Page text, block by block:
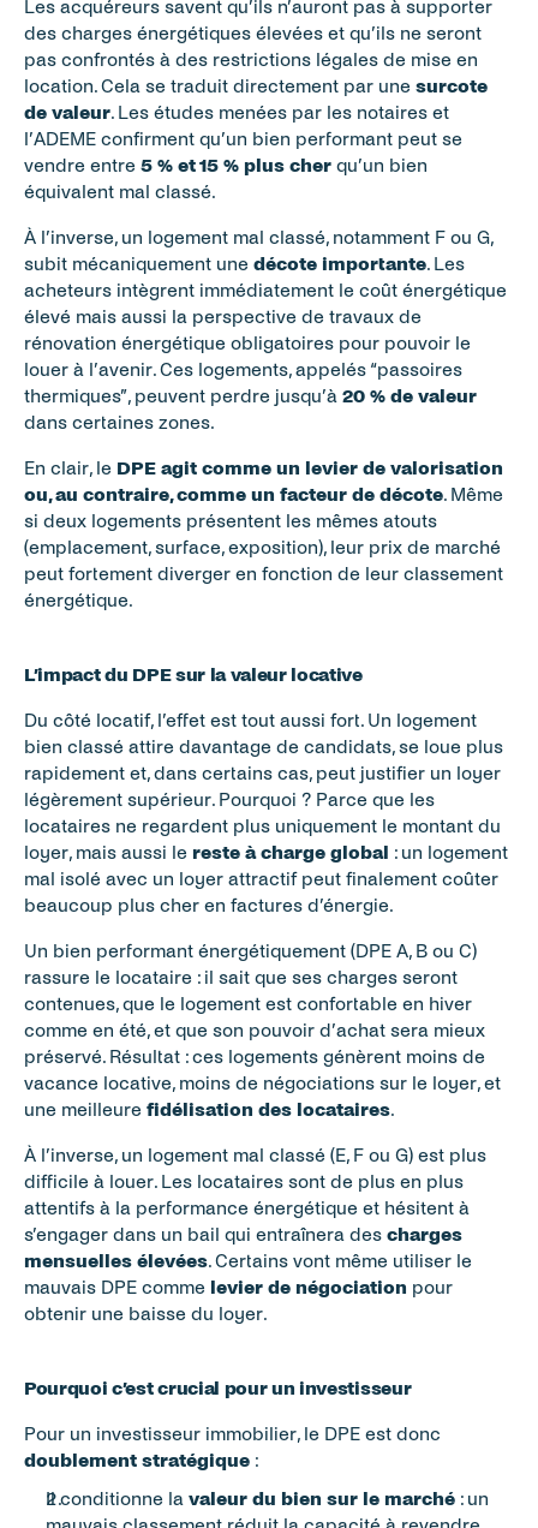
Les acquéreurs savent qu’ils n’auront pas à supporter
des charges énergétiques élevées et qu’ils ne seront
pas confrontés à des restrictions légales de mise en
location. Cela se traduit directement par une surcote
de valeur. Les études menées par les notaires et
l’ADEME confirment qu’un bien performant peut se
vendre entre 5 % et 15 % plus cher qu’un bien
équivalent mal classé.
À l’inverse, un logement mal classé, notamment F ou G,
subit mécaniquement une décote importante. Les
acheteurs intègrent immédiatement le coût énergétique
élevé mais aussi la perspective de travaux de
rénovation énergétique obligatoires pour pouvoir le
louer à l’avenir. Ces logements, appelés “passoires
thermiques”, peuvent perdre jusqu’à 20 % de valeur
dans certaines zones.
En clair, le DPE agit comme un levier de valorisation
ou, au contraire, comme un facteur de décote. Même
si deux logements présentent les mêmes atouts
(emplacement, surface, exposition), leur prix de marché
peut fortement diverger en fonction de leur classement
énergétique.
L’impact du DPE sur la valeur locative
Du côté locatif, l’effet est tout aussi fort. Un logement
bien classé attire davantage de candidats, se loue plus
rapidement et, dans certains cas, peut justifier un loyer
légèrement supérieur. Pourquoi ? Parce que les
locataires ne regardent plus uniquement le montant du
loyer, mais aussi le reste à charge global : un logement
mal isolé avec un loyer attractif peut finalement coûter
beaucoup plus cher en factures d’énergie.
Un bien performant énergétiquement (DPE A, B ou C)
rassure le locataire : il sait que ses charges seront
contenues, que le logement est confortable en hiver
comme en été, et que son pouvoir d’achat sera mieux
préservé. Résultat : ces logements génèrent moins de
vacance locative, moins de négociations sur le loyer, et
une meilleure fidélisation des locataires.
À l’inverse, un logement mal classé (E, F ou G) est plus
difficile à louer. Les locataires sont de plus en plus
attentifs à la performance énergétique et hésitent à
s’engager dans un bail qui entraînera des charges
mensuelles élevées. Certains vont même utiliser le
mauvais DPE comme levier de négociation pour
obtenir une baisse du loyer.
Pourquoi c’est crucial pour un investisseur
doublement stratégique :
Il conditionne la valeur du bien sur le marché : un